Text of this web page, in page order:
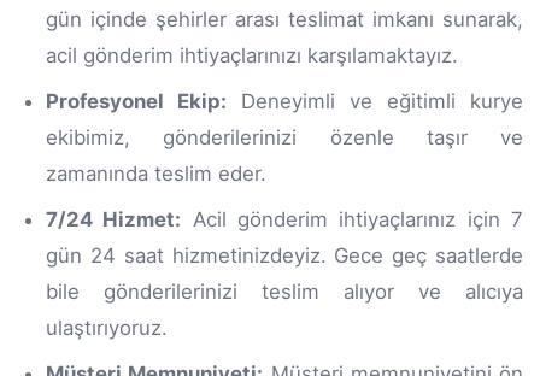
gün içinde şehirler arası teslimat imkanı sunarak,
acil gönderim ihtiyaçlarınızı karşılamaktayız.
Profesyonel Ekip: Deneyimli ve eğitimli kurye
ekibimiz, gönderilerinizi özenle taşır ve
zamanında teslim eder.
7/24 Hizmet: Acil gönderim ihtiyaçlarınız için 7
gün 24 saat hizmetinizdeyiz. Gece geç saatlerde
bile gönderilerinizi teslim alıyor ve alıcıya
ulaştırıyoruz.